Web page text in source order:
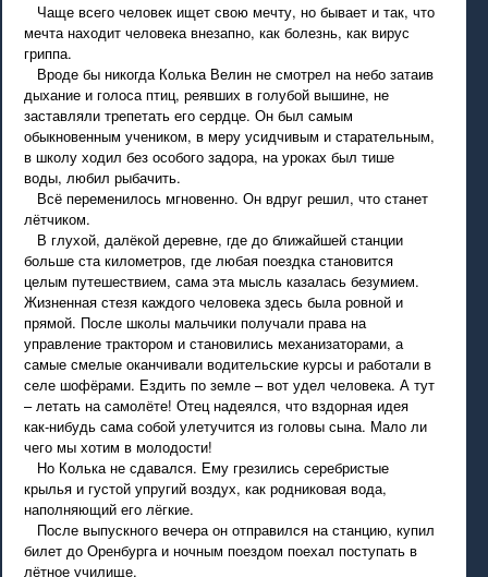
Чаще всего человек ищет свою мечту, но бывает и так, что
мечта находит человека внезапно, как болезнь, как вирус
гриппа.
Вроде бы никогда Колька Велин не смотрел на небо затаив
дыхание и голоса птиц, реявших в голубой вышине, не
заставляли трепетать его сердце. Он был самым
обыкновенным учеником, в меру усидчивым и старательным,
в школу ходил без особого задора, на уроках был тише
воды, любил рыбачить.
Всё переменилось мгновенно. Он вдруг решил, что станет
лётчиком.
В глухой, далёкой деревне, где до ближайшей станции
больше ста километров, где любая поездка становится
целым путешествием, сама эта мысль казалась безумием.
Жизненная стезя каждого человека здесь была ровной и
прямой. После школы мальчики получали права на
управление трактором и становились механизаторами, а
самые смелые оканчивали водительские курсы и работали в
селе шофёрами. Ездить по земле – вот удел человека. А тут
– летать на самолёте! Отец надеялся, что вздорная идея
как-нибудь сама собой улетучится из головы сына. Мало ли
чего мы хотим в молодости!
Но Колька не сдавался. Ему грезились серебристые
крылья и густой упругий воздух, как родниковая вода,
наполняющий его лёгкие.
После выпускного вечера он отправился на станцию, купил
билет до Оренбурга и ночным поездом поехал поступать в
лётное училище.